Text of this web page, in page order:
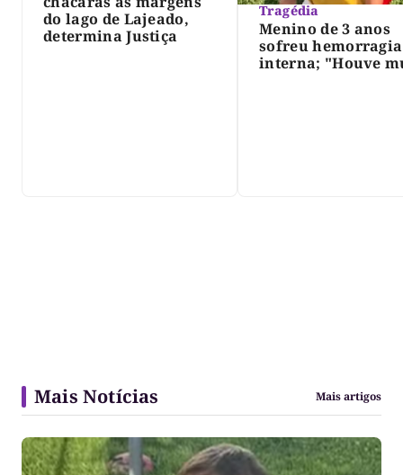
do lago de Lajeado,
determina Justiça
Tragédia
Menino de 3 anos
sofreu hemorragia
interna; "Houve
Mais Notícias Mais artigos